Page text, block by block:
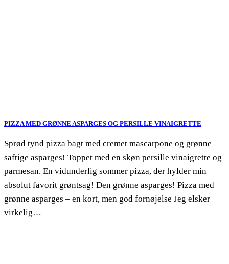
PIZZA MED GRØNNE ASPARGES OG PERSILLE VINAIGRETTE
Sprød tynd pizza bagt med cremet mascarpone og grønne
saftige asparges! Toppet med en skøn persille vinaigrette og
parmesan. En vidunderlig sommer pizza, der hylder min
absolut favorit grøntsag! Den grønne asparges! Pizza med
grønne asparges – en kort, men god fornøjelse Jeg elsker
virkelig…